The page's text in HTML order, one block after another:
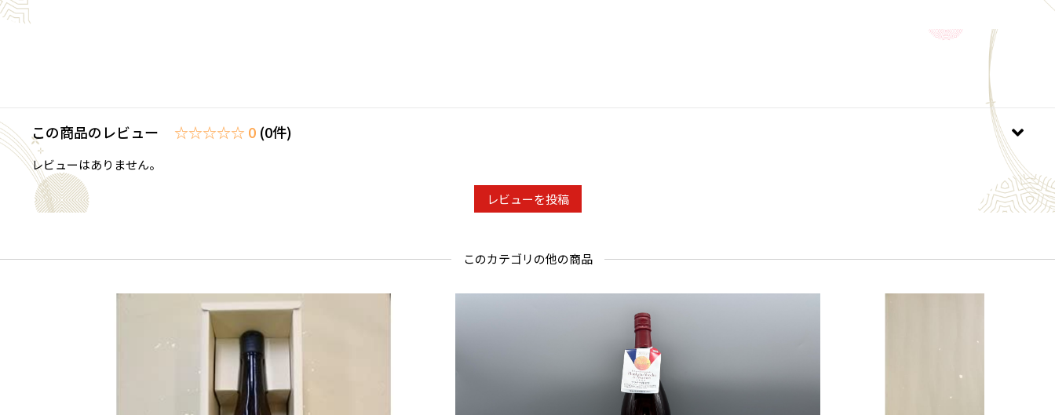
★「ワイングラスでおいしい日本酒アワード2025」プレミアム大
★「インターナショナルワインチャレンジ2025」SAKE部門／純米
20歳未満の飲酒は法律で禁止されています。当店は20歳未満
ご購入時、「ご注文手続き」画面の「お問い合わせ欄」に、生
ことよりモール会員で生年月日登録済みの方は、お問い合わ
この商品のレビュー ☆☆☆☆☆ 0 (0件)
レビューはありません。
レビューを投稿
このカテゴリの他の商品